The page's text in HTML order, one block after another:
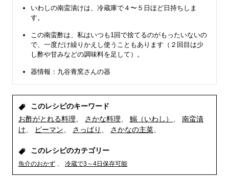
いわしの南蛮漬けは、冷蔵庫で４〜５日ほど日持ちしま
す。
この南蛮酢は、私はいつも1回で捨てるのがもったいないの
で、一度だけ繰りかえし使うこともあります（２回目は少
し酢や甘みなどの調味料を足して）。
器情報：九谷青窯さんの器
このレシピのキーワード
お酢がとれる料理
さかな料理 鰯（いわし）
南蛮漬
け
ピーマン さっぱり さかなの主菜
このレシピのカテゴリー
魚介のおかず 冷蔵で3～4日保存可能